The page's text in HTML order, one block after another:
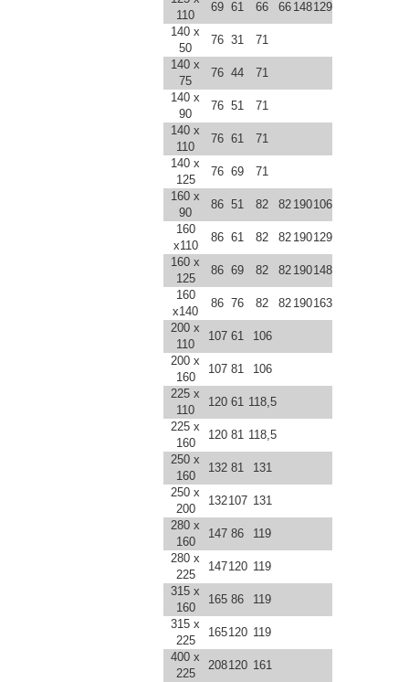
110
69 61 66 66 148129
140 x
50
76 31
71
140 x
75
76 44
71
140 x
90
76 51
71
140 x
110
76 61
71
140 x
125
76 69
71
160 x
90
86 51 82 82 190106
160
x110
86 61 82 82 190129
160 x
125
86 69 82 82 190148
160
x140
86 76 82 82 190163
200 x
110
107 61
106
200 x
160
107 81
106
225 x
110
120 61 118,5
225 x
160
120 81 118,5
250 x
160
132 81
131
250 x
200
132107 131
280 x
160
147 86
119
280 x
225
147120 119
315 x
160
165 86
119
315 x
225
165120 119
400 x
225
208120 161